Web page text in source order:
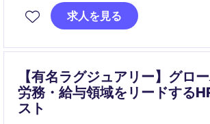
職務内容にはなりますが、採用、人事
ン、従業員エンゲージメントなど幅広
求人を見る
【有名ラグジュアリー】グロ
労務・給与領域をリードする
スト